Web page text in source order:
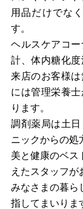
用品だけでな
す。
ヘルスケアコー
計、体内糖化
来店のお客様
には管理栄養
ります。
調剤薬局は土
ニックからの処
美と健康のベス
えたスタッフ
みなさまの暮ら
指してまいりま